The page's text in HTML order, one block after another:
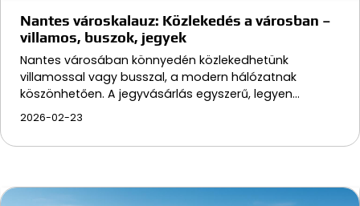
Nantes városkalauz: Közlekedés a városban –
villamos, buszok, jegyek
Nantes városában könnyedén közlekedhetünk
villamossal vagy busszal, a modern hálózatnak
köszönhetően. A jegyvásárlás egyszerű, legyen…
2026-02-23